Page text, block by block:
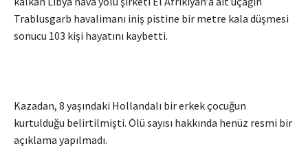
Trablusgarb havalimanı iniş pistine bir metre kala düşmesi
sonucu 103 kişi hayatını kaybetti.
Kazadan, 8 yaşındaki Hollandalı bir erkek çocuğun
kurtulduğu belirtilmişti. Ölü sayısı hakkında henüz resmi bir
açıklama yapılmadı.